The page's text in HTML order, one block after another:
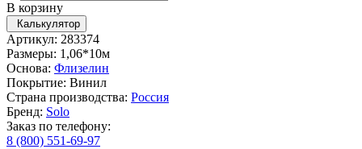
В корзину
Калькулятор
Артикул: 283374
Размеры: 1,06*10м
Основа: Флизелин
Покрытие: Винил
Страна производства: Россия
Бренд: Solo
Заказ по телефону:
8 (800) 551-69-97